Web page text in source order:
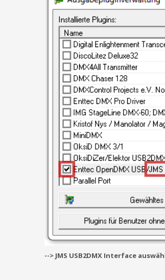
--> JMS USB2DMX Interface